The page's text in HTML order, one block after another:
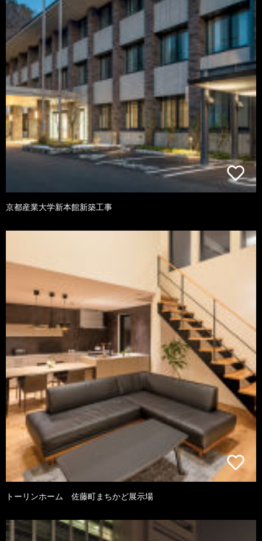
京都産業大学新本館新築工事
トーリンホーム 佐藤町まちかど展示場